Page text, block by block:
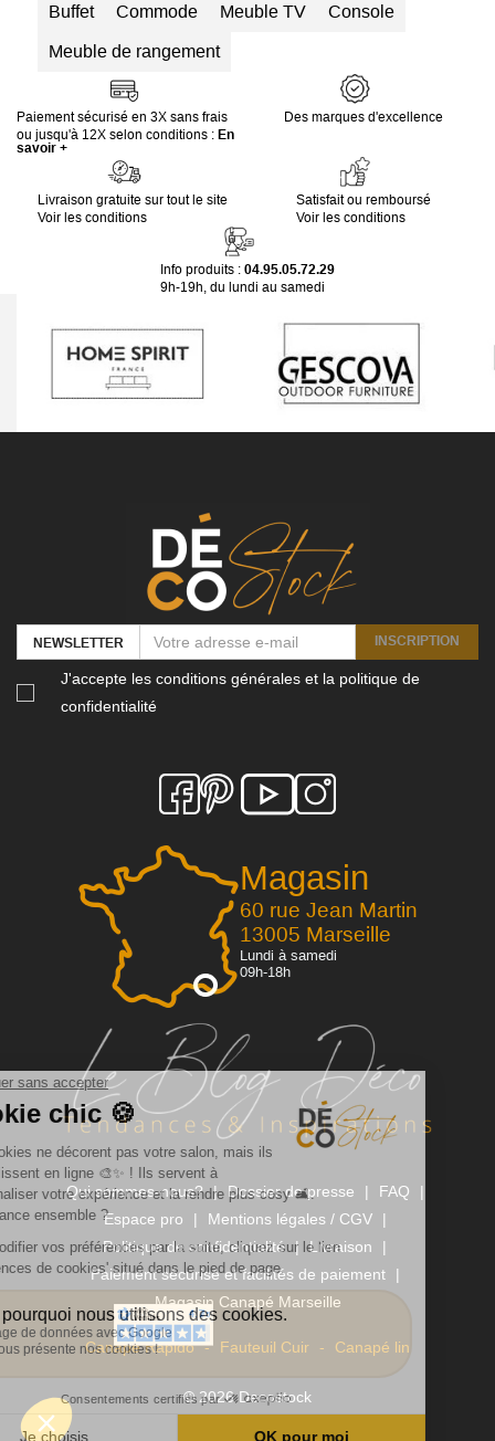
Buffet Commode Meuble TV Console
Meuble de rangement
Paiement sécurisé en 3X sans frais
ou jusqu'à 12X selon conditions : En
savoir +
Des marques d'excellence
Livraison gratuite sur tout le site
Voir les conditions
Satisfait ou remboursé
Voir les conditions
Info produits : 04.95.05.72.29
9h-19h, du lundi au samedi
Magasin
60 rue Jean Martin
13005 Marseille
Lundi à samedi
09h-18h
NEWSLETTER INSCRIPTION
J'accepte les conditions générales et la politique de
confidentialité
Qui sommes-nous? Dossier de presse
FAQ
Espace pro
Mentions légales / CGV
Politique de confidentialité
Livraison
Paiement sécurisé et facilités de paiement
Magasin Canapé Marseille
Canapé Rapido Fauteuil Cuir Canapé lin
© 2026 Decostock